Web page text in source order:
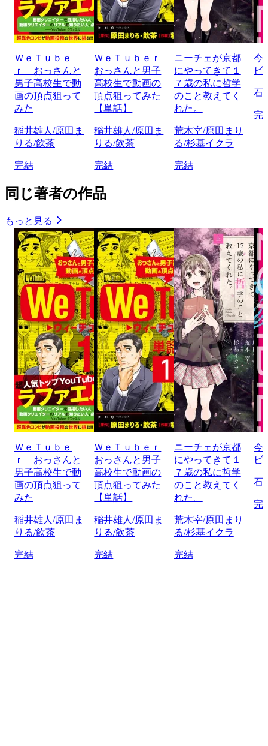
ＷｅＴｕｂｅ
ｒ おっさんと
男子高校生で動
画の頂点狙って
みた
稲井雄人/原田ま
りる/飲茶
完結
ＷｅＴｕｂｅｒ
おっさんと男子
高校生で動画の
頂点狙ってみた
【単話】
稲井雄人/原田ま
りる/飲茶
完結
ニーチェが京都
にやってきて１
７歳の私に哲学
のこと教えてく
れた。
荒木宰/原田まり
る/杉基イクラ
完結
今
ビ
石
完
同じ著者の作品
もっと見る
ＷｅＴｕｂｅ
ｒ おっさんと
男子高校生で動
画の頂点狙って
みた
稲井雄人/原田ま
りる/飲茶
完結
ＷｅＴｕｂｅｒ
おっさんと男子
高校生で動画の
頂点狙ってみた
【単話】
稲井雄人/原田ま
りる/飲茶
完結
ニーチェが京都
にやってきて１
７歳の私に哲学
のこと教えてく
れた。
荒木宰/原田まり
る/杉基イクラ
完結
今
ビ
石
完